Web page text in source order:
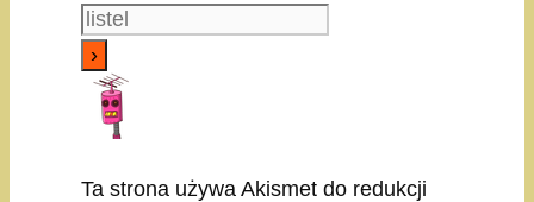
Ta strona używa Akismet do redukcji